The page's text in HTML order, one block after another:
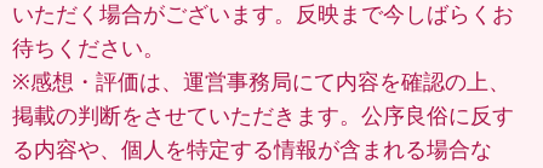
いただく場合がございます。反映まで今しばらくお
待ちください。
※感想・評価は、運営事務局にて内容を確認の上、
掲載の判断をさせていただきます。公序良俗に反す
る内容や、個人を特定する情報が含まれる場合な